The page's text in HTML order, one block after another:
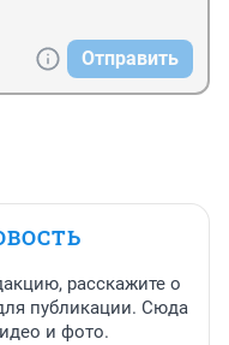
Отправить
расскажите о
публикации. Сюда
и фото.